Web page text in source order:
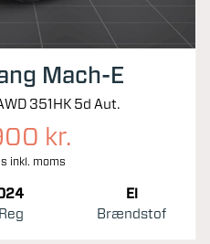
Mach-E
351HK 5d Aut.
kr.
inkl. moms
El
Brændstof